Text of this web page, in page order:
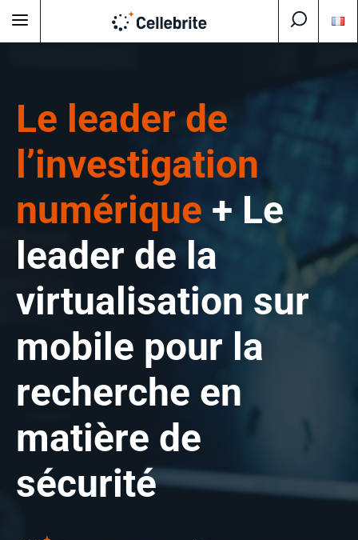
Le leader de
l’investigation
numérique +Le
leader de la
virtualisation sur
mobile pour la
recherche en
matière de
sécurité